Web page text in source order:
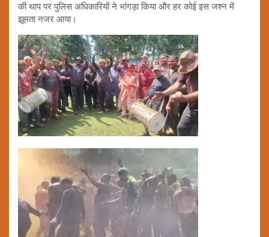
की थाप पर पुलिस अधिकारियों ने भांगड़ा किया और हर कोई इस जश्न में
झूमता नजर आया।